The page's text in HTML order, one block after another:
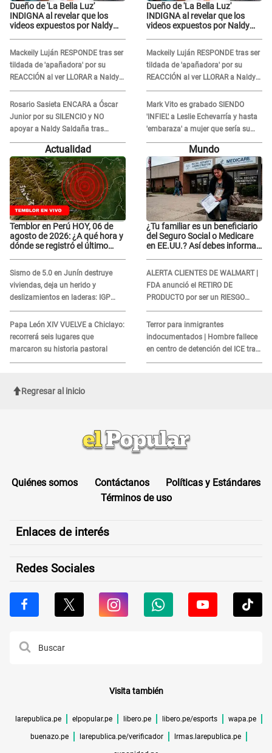
Dueño de 'La Bella Luz'
INDIGNA al revelar que los
videos expuestos por Naldy
visitas..."
Mackeily Luján RESPONDE tras ser
tildada de 'apañadora' por su
REACCIÓN al ver LLORAR a Naldy
Saldaña tras acoso: "No sabía la
magnitud"
Rosario Sasieta ENCARA a Óscar
Junior por su SILENCIO y NO
apoyar a Naldy Saldaña tras
denuncia en 'La Bella Luz': "¿Te
comieron la lengua?"
Dueño de 'La Bella Luz'
INDIGNA al revelar que los
videos expuestos por Naldy
visitas..."
Mackeily Luján RESPONDE tras ser
tildada de 'apañadora' por su
REACCIÓN al ver LLORAR a Naldy
Saldaña tras acoso: "No sabía la
magnitud"
Mark Vito es grabado SIENDO
'INFIEL' a Leslie Echevarría y hasta
'embaraza' a mujer que sería su
AMANTE: "¡Eres un desgraciado! "
Actualidad
Temblor en Perú HOY, 06 de
agosto de 2026: ¿A qué hora y
dónde se registró el último
Sismo de 5.0 en Junín destruye
viviendas, deja un herido y
deslizamientos en laderas: IGP
alerta sobre posibles réplicas
Papa León XIV VUELVE a Chiclayo:
recorrerá seis lugares que
marcaron su historia pastoral
Mundo
¿Tu familiar es un beneficiario
del Seguro Social o Medicare
en EE.UU.? Así debes informar
ALERTA CLIENTES DE WALMART |
FDA anunció el RETIRO DE
PRODUCTO por ser un RIESGO
MORTAL para consumidores: ¿Cuál
es?
Terror para inmigrantes
indocumentados | Hombre fallece
en centro de detención del ICE tras
sufrir una "emergencia médica"
Regresar al inicio
Quiénes somos Contáctanos
Políticas y Estándares
Términos de uso
Enlaces de interés
Redes Sociales
Visita también
larepublica.pe elpopular.pe libero.pe libero.pe/esports wapa.pe
buenazo.pe larepublica.pe/verificador lrmas.larepublica.pe